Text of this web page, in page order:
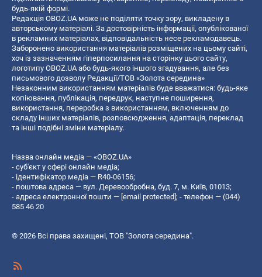
будь-якій формі.
Редакція OBOZ.UA може не поділяти точку зору, викладену в
авторському матеріалі. За достовірність інформації, опублікованої
в рекламних матеріалах, відповідальність несе рекламодавець.
Заборонено використання матеріалів розміщених на цьому сайті,
хоч із зазначенням гіперпосилання на сторінку цього сайту,
логотипу OBOZ.UA або будь-якого іншого згадування, але без
письмового дозволу Редакції/ТОВ «Золота середина»
Незаконним використанням матеріалів буде вважатися: будь-яке
копiювання, публiкацiя, передрук, наступне поширення,
використання, переробка з використанням, включенням до
складу інших матеріалів, розповсюдження, адаптація, переклад
та інші подібні зміни матеріалу.
Назва онлайн медіа — «OBOZ.UA»
- суб'єкт у сфері онлайн медіа;
- ідентифікатор медіа — R40-06156;
- поштова адреса — вул. Деревообробна, буд. 7, м. Київ, 01013;
- адреса електронної пошти — [email protected]; - телефон — (044)
585 46 20
© 2026 Всі права захищені, ТОВ "Золота середина".